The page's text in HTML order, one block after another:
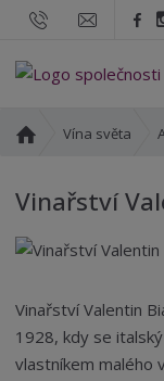
d
í
r
a
n
Vína světa
Vinařství
Vinařství Valentin
1928, kdy se
vlastníkem malého